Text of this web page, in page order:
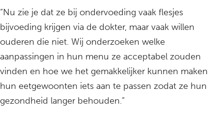
“Nu zie je dat ze bij ondervoeding vaak flesjes
bijvoeding krijgen via de dokter, maar vaak willen
ouderen die niet. Wij onderzoeken welke
aanpassingen in hun menu ze acceptabel zouden
vinden en hoe we het gemakkelijker kunnen maken
hun eetgewoonten iets aan te passen zodat ze hun
gezondheid langer behouden.”